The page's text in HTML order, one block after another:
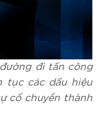
đi tấn công
tục các dấu hiệu
cố chuyển thành